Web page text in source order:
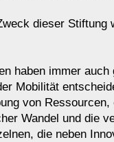
dieser Stiftung
haben immer
Mobilität
von Ressourcen,
Wandel und die
die neben